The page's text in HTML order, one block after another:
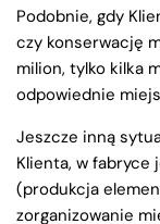
Podobnie, gdy
czy konserwację
milion, tylko kilka
odpowiednie
Jeszcze inną
Klienta, w fabryce
(produkcja
zorganizowanie